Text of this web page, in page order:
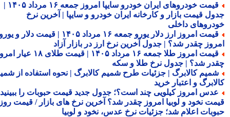
قیمت خودروهای ایران خودرو سایپا امروز جمعه ۱۶ مرداد ۱۴۰۵ |
قیمت بازار و کارخانه ایران خودرو و سایپا | آخرین نرخ
داخلی
قیمت امروز ارز دلار یورو جمعه ۱۶ مرداد ۱۴۰۵ | قیمت دلار و یورو
چقدر شد؟ | جدول آخرین نرخ ارز در بازار آزاد
قیمت امروز طلا جمعه ۱۶ مرداد ۱۴۰۵ | قیمت طلای ۱۸ عیار امروز
شد؟ | جدول نرخ طلا و سکه
کالابرگ | جزئیات طرح شمیم کالابرگ | نحوه استفاده از شمیم
و اعتبار خرید
امروز کیلویی چند است؟؛ جدول جدید قیمت حبوبات را ببینید /
نخود و لوبیا امروز چقدر شد؟ آخرین نرخ های بازار / قیمت روز
اعلام شد؛ جزئیات نرخ عدس، نخود و لوبیا